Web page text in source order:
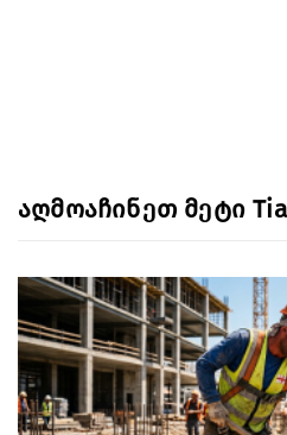
აღმოაჩინეთ მეტი